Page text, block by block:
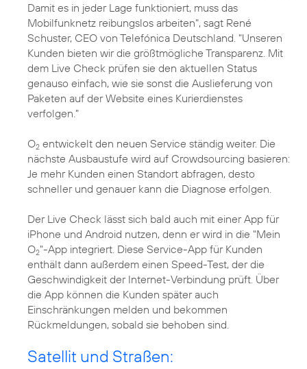
Damit es in jeder Lage funktioniert, muss das
Mobilfunknetz reibungslos arbeiten", sagt René
Schuster, CEO von Telefónica Deutschland. "Unseren
Kunden bieten wir die größtmögliche Transparenz. Mit
dem Live Check prüfen sie den aktuellen Status
genauso einfach, wie sie sonst die Auslieferung von
Paketen auf der Website eines Kurierdienstes
verfolgen."
O2 entwickelt den neuen Service ständig weiter. Die
nächste Ausbaustufe wird auf Crowdsourcing basieren:
Je mehr Kunden einen Standort abfragen, desto
schneller und genauer kann die Diagnose erfolgen.
Der Live Check lässt sich bald auch mit einer App für
iPhone und Android nutzen, denn er wird in die "Mein
O2"-App integriert. Diese Service-App für Kunden
enthält dann außerdem einen Speed-Test, der die
Geschwindigkeit der Internet-Verbindung prüft. Über
die App können die Kunden später auch
Einschränkungen melden und bekommen
Rückmeldungen, sobald sie behoben sind.
Satellit und Straßen: